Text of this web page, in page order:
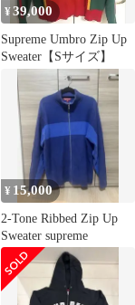
¥39,000
Supreme Umbro Zip Up
Sweater【Sサイズ】
¥ 15,000
2-Tone Ribbed Zip Up
Sweater supreme